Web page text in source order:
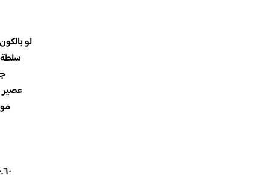
لو بالكون
سلطة
عصير
١٨٠.٦٠